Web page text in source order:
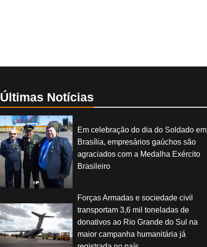
Últimas Notícias
Em celebração do dia do Soldado em
Brasília, empresários gaúchos são
agraciados com a Medalha Exército
Brasileiro
Forças Armadas e sociedade civil
transportam 3,6 mil toneladas de
donativos ao Rio Grande do Sul na
maior campanha humanitária já